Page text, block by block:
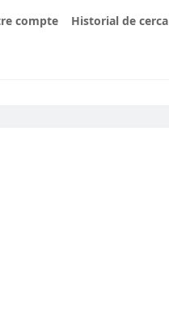
compte Historial de cerca